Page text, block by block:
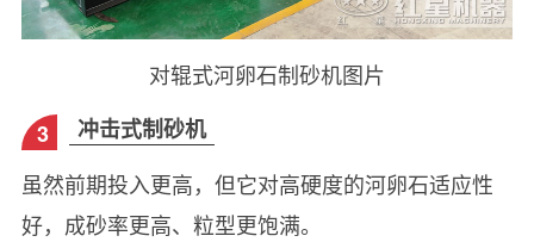
对辊式河卵石制砂机‌图片
3
冲击式制砂机‌
虽然前期投入更高，但它对高硬度的河卵石适应性
好，成砂率更高、粒型更饱满。